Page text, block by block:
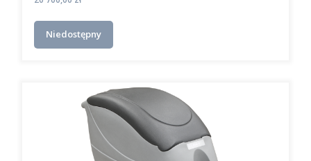
Niedostępny